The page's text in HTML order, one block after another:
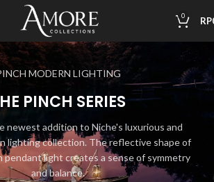
0 RP
MODERN LIGHTING
PINCH SERIES
newest addition to Niche's luxurious and
lighting collection. The reflective shape of
pendant light creates a sense of symmetry
and balance.